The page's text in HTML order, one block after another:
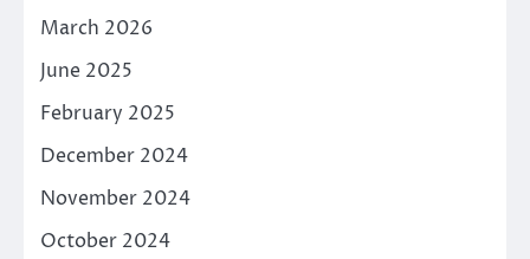
March 2026
June 2025
February 2025
December 2024
November 2024
October 2024